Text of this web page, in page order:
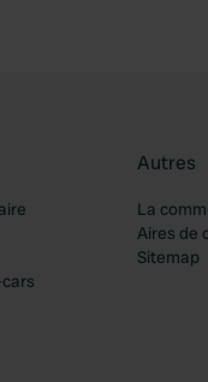
Autres
La
Aires de
Sitemap